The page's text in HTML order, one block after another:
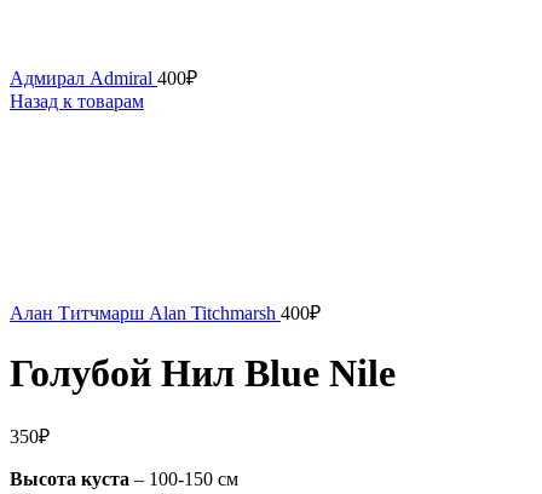
Адмирал Admiral 400₽
Назад к товарам
Алан Титчмарш Alan Titchmarsh 400₽
Голубой Нил Blue Nile
350₽
Высота куста – 100-150 см